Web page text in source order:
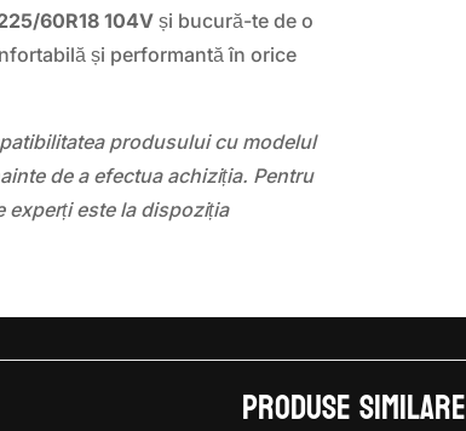
60R18 104V și bucură-te de o
și performantă în orice
produsului cu modelul
de a efectua achiziția. Pentru
experți este la dispoziția
Produse similare